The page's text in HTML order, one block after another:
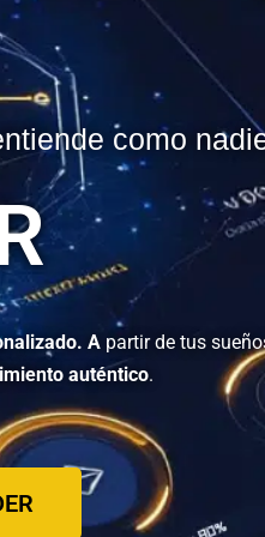
como
Apartir de tus
auténtico.